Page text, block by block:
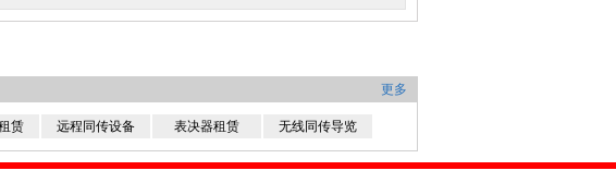
更多
赁 远程同传设备 表决器租赁 无线同传导览